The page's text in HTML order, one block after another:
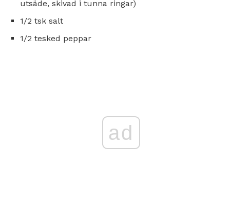
utsäde, skivad i tunna ringar)
1/2 tsk salt
1/2 tesked peppar
ad